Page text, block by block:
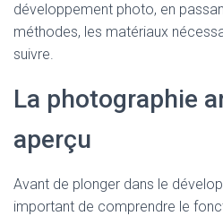
développement photo, en
méthodes, les matériaux
suivre.
La photographie
aperçu
Avant de plonger dans le
important de comprendre le